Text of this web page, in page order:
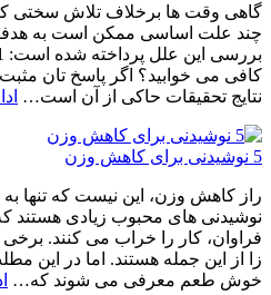
گاهی وقت ها برخلاف تلاش سختی
چند علت اساسی ممکن است به
کافی می خوابید؟ اگر پاسخ تان
نتایج تحقیقات حاکی از آن است…
5 نوشیدنی برای کاهش وزن
راز کاهش وزن، این نیست که تنها به
نوشیدنی های محبوب زیادی هستند
فراوان، کار را خراب می کنند. برخی
زا از این جمله هستند. اما در این
خوش طعم معرفی می شوند که…